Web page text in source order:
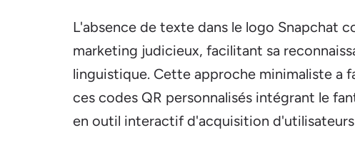
L'absence de texte dans le logo Snapchat
marketing judicieux, facilitant sa
linguistique. Cette approche minimaliste a
ces codes QR personnalisés intégrant le
en outil interactif d'acquisition